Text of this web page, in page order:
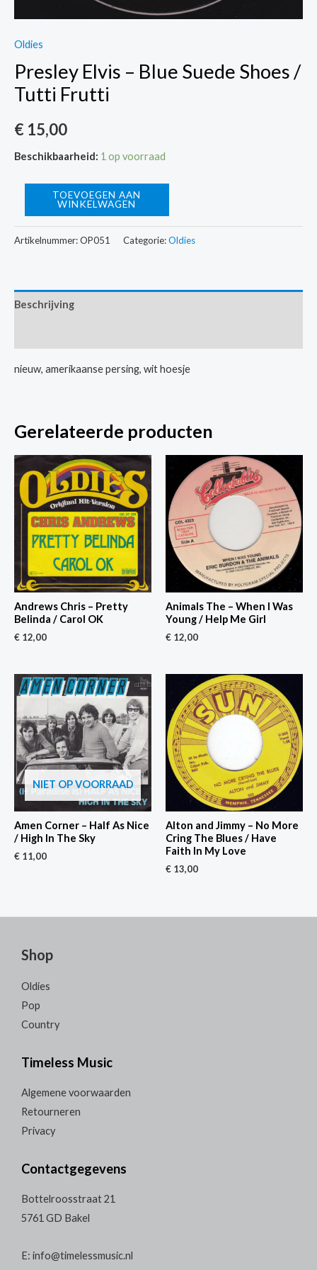
Oldies
Presley Elvis – Blue Suede Shoes /
Tutti Frutti
€ 15,00
Beschikbaarheid: 1 op voorraad
Shoes
/
Frutti
aantal
TOEVOEGEN AAN
WINKELWAGEN
Artikelnummer:OP051 Categorie:Oldies
Beschrijving
nieuw, amerikaanse persing, wit hoesje
Gerelateerde producten
Andrews Chris – Pretty
Belinda / Carol OK
€ 12,00
Animals The – When I Was
Young / Help Me Girl
€ 12,00
NIET OP VOORRAAD
Amen Corner – Half As Nice
/ High In The Sky
€ 11,00
Alton and Jimmy – No More
Cring The Blues / Have
Faith In My Love
€ 13,00
Shop
Oldies
Pop
Country
Timeless Music
Algemene voorwaarden
Retourneren
Privacy
Contactgegevens
Bottelroosstraat 21
5761 GD Bakel
E: info@timelessmusic.nl